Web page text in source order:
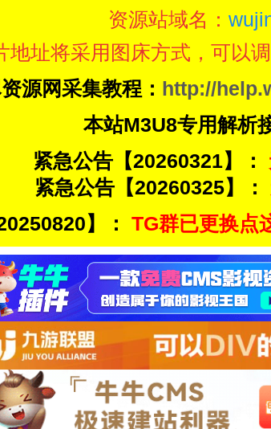
资源站域名：
地址将采用图床方式，可以
源网采集教程： http://
本站M3U8专用解析
紧急公告【20260321】：
紧急公告【20260325】：
】：
TG群已更换点